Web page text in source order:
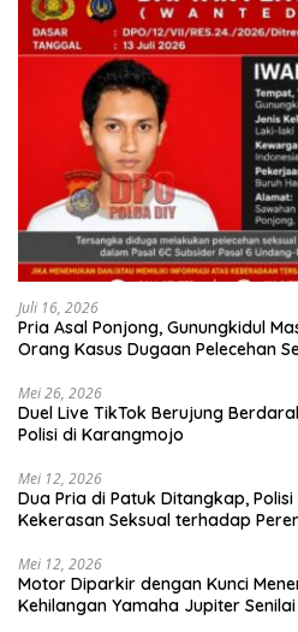
Juli 16, 2026
Pria Asal Ponjong, Gunungkidul
Orang Kasus Dugaan Pelecehan
Mei 26, 2026
Duel Live TikTok Berujung
Polisi di Karangmojo
Mei 12, 2026
Dua Pria di Patuk Ditangkap,
Kekerasan Seksual terhadap
Mei 12, 2026
Motor Diparkir dengan Kunci
Kehilangan Yamaha Jupiter